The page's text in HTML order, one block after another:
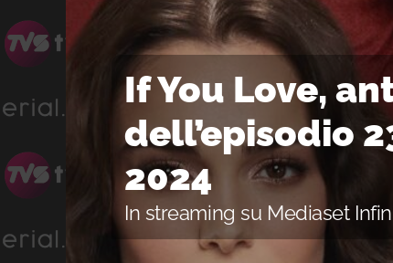
If You Love,
dell’episodio
2024
In streaming su Mediaset